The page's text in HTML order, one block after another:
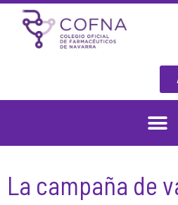
Ir
contenido
La campaña de